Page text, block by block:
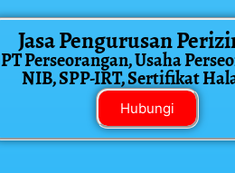
Jasa Pengurusan
PT Perseorangan, Usaha
NIB, SPP-IRT, Sertifikat
Hubungi